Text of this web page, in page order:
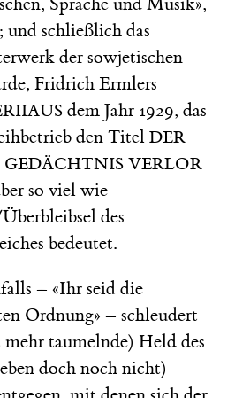
schließlich das
der sowjetischen
Fridrich Ermlers
dem Jahr 1929, das
den Titel DER
VERLOR
so viel wie
des
bedeutet.
– «Ihr seid die
Ordnung» – schleudert
taumelnde) Held des
doch noch nicht)